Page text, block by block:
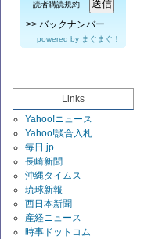
読者購読規約
>> バックナンバー
powered by まぐまぐ！
Links
Yahoo!ニュース
Yahoo!談合入札
毎日.jp
長崎新聞
沖縄タイムス
琉球新報
西日本新聞
産経ニュース
時事ドットコム